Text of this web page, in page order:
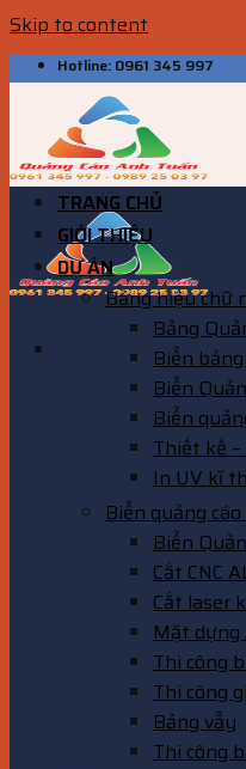
Skip to content
Hotline: 0961 345 997
TRANG CHỦ
GIỚI THIỆU
DỰ ÁN
Bảng hiệu chữ
Bảng
Biển
Biển
Biển
Thiết kế –
In UV kĩ
Biển quảng
Biển
Cắt CNC
Cắt laser
Mặt dựng
Thi công
Thi công
Bảng vẫy
Thi công